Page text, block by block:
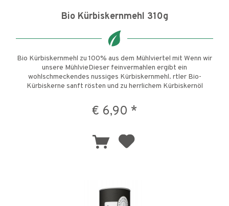
Bio Kürbiskernmehl 310g
Bio Kürbiskernmehl zu 100% aus dem Mühlviertel mit Wenn wir
unsere MühlvieDieser feinvermahlen ergibt ein
wohlschmeckendes nussiges Kürbiskernmehl. rtler Bio-
Kürbiskerne sanft rösten und zu herrlichem Kürbiskernöl
€ 6,90 *